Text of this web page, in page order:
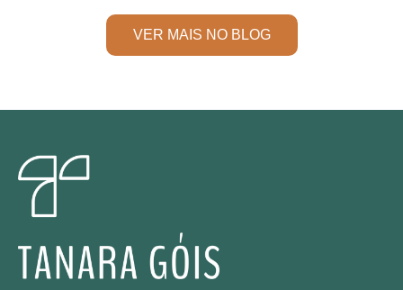
VER MAIS NO BLOG